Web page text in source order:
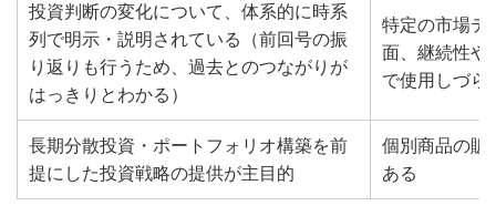
投資判断の変化について、体系的に時系
列で明示・説明されている（前回号の振
り返りも行うため、過去とのつながりが
はっきりとわかる）
特定の市場テ
面、継続性や
で使用しづら
長期分散投資・ポートフォリオ構築を前
提にした投資戦略の提供が主目的
個別商品の販
ある